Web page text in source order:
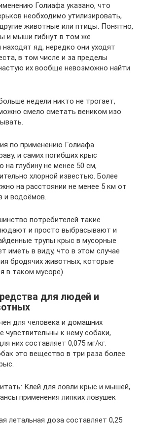
Голиафа указано, что
необходимо утилизировать,
животные или птицы. Понятно,
и мыши гибнут в том же
яд, нередко они уходят
в том числе и за пределы
их вообще невозможно найти
недели никто не трогает,
смело сметать веником изо
по применению Голиафа
и самих погибших крыс
на глубину не менее 50 см,
хлорной известью. Более
на расстоянии не менее 5 км от
и водоёмов.
потребителей такие
и просто выбрасывают и
трупы крыс в мусорные
иметь в виду, что в этом случае
бродячих животных, которые
в таком мусоре).
для людей и
для человека и домашних
чувствительны к нему собаки,
них составляет 0,075 мг/кг.
это вещество в три раза более
Клей для ловли крыс и мышей,
применения липких ловушек
летальная доза составляет 0,25